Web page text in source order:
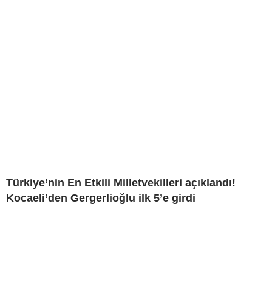
Türkiye’nin En Etkili Milletvekilleri açıklandı!
Kocaeli’den Gergerlioğlu ilk 5’e girdi